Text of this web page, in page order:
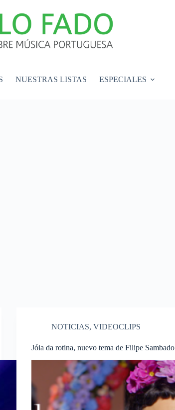
NUESTRAS LISTAS ESPECIALES
NOTICIAS, VIDEOCLIPS
Jóia da rotina, nuevo tema de Filipe Sambado